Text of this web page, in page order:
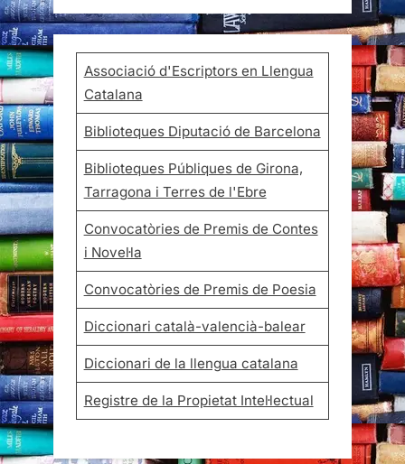
Associació d'Escriptors en Llengua
Catalana
Biblioteques Diputació de Barcelona
Biblioteques Públiques de Girona,
Tarragona i Terres de l'Ebre
Convocatòries de Premis de Contes
i Novel·la
Convocatòries de Premis de Poesia
Diccionari català-valencià-balear
Diccionari de la llengua catalana
Registre de la Propietat Intel·lectual